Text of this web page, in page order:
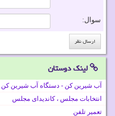
سوال:
لینک دوستان
آب شیرین کن - دستگاه آب شیرین کن
انتخابات مجلس ، کاندیدای مجلس
تعمیر تلفن